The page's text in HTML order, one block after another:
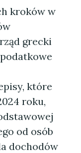
kroków w
grecki
które
roku,
od osób
dochodów